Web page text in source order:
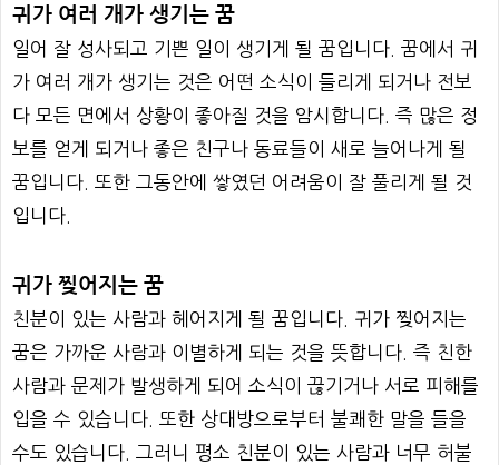
귀가 여러 개가 생기는 꿈
일어 잘 성사되고 기쁜 일이 생기게 될 꿈입니다. 꿈에서 귀
가 여러 개가 생기는 것은 어떤 소식이 들리게 되거나 전보
다 모든 면에서 상황이 좋아질 것을 암시합니다. 즉 많은 정
보를 얻게 되거나 좋은 친구나 동료들이 새로 늘어나게 될
꿈입니다. 또한 그동안에 쌓였던 어려움이 잘 풀리게 될 것
입니다.
귀가 찢어지는 꿈
친분이 있는 사람과 헤어지게 될 꿈입니다. 귀가 찢어지는
꿈은 가까운 사람과 이별하게 되는 것을 뜻합니다. 즉 친한
사람과 문제가 발생하게 되어 소식이 끊기거나 서로 피해를
입을 수 있습니다. 또한 상대방으로부터 불쾌한 말을 들을
수도 있습니다. 그러니 평소 친분이 있는 사람과 너무 허불